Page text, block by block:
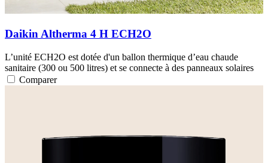
Daikin Altherma 4 H ECH2O
L’unité ECH2O est dotée d'un ballon thermique d’eau chaude
sanitaire (300 ou 500 litres) et se connecte à des panneaux solaires
Comparer